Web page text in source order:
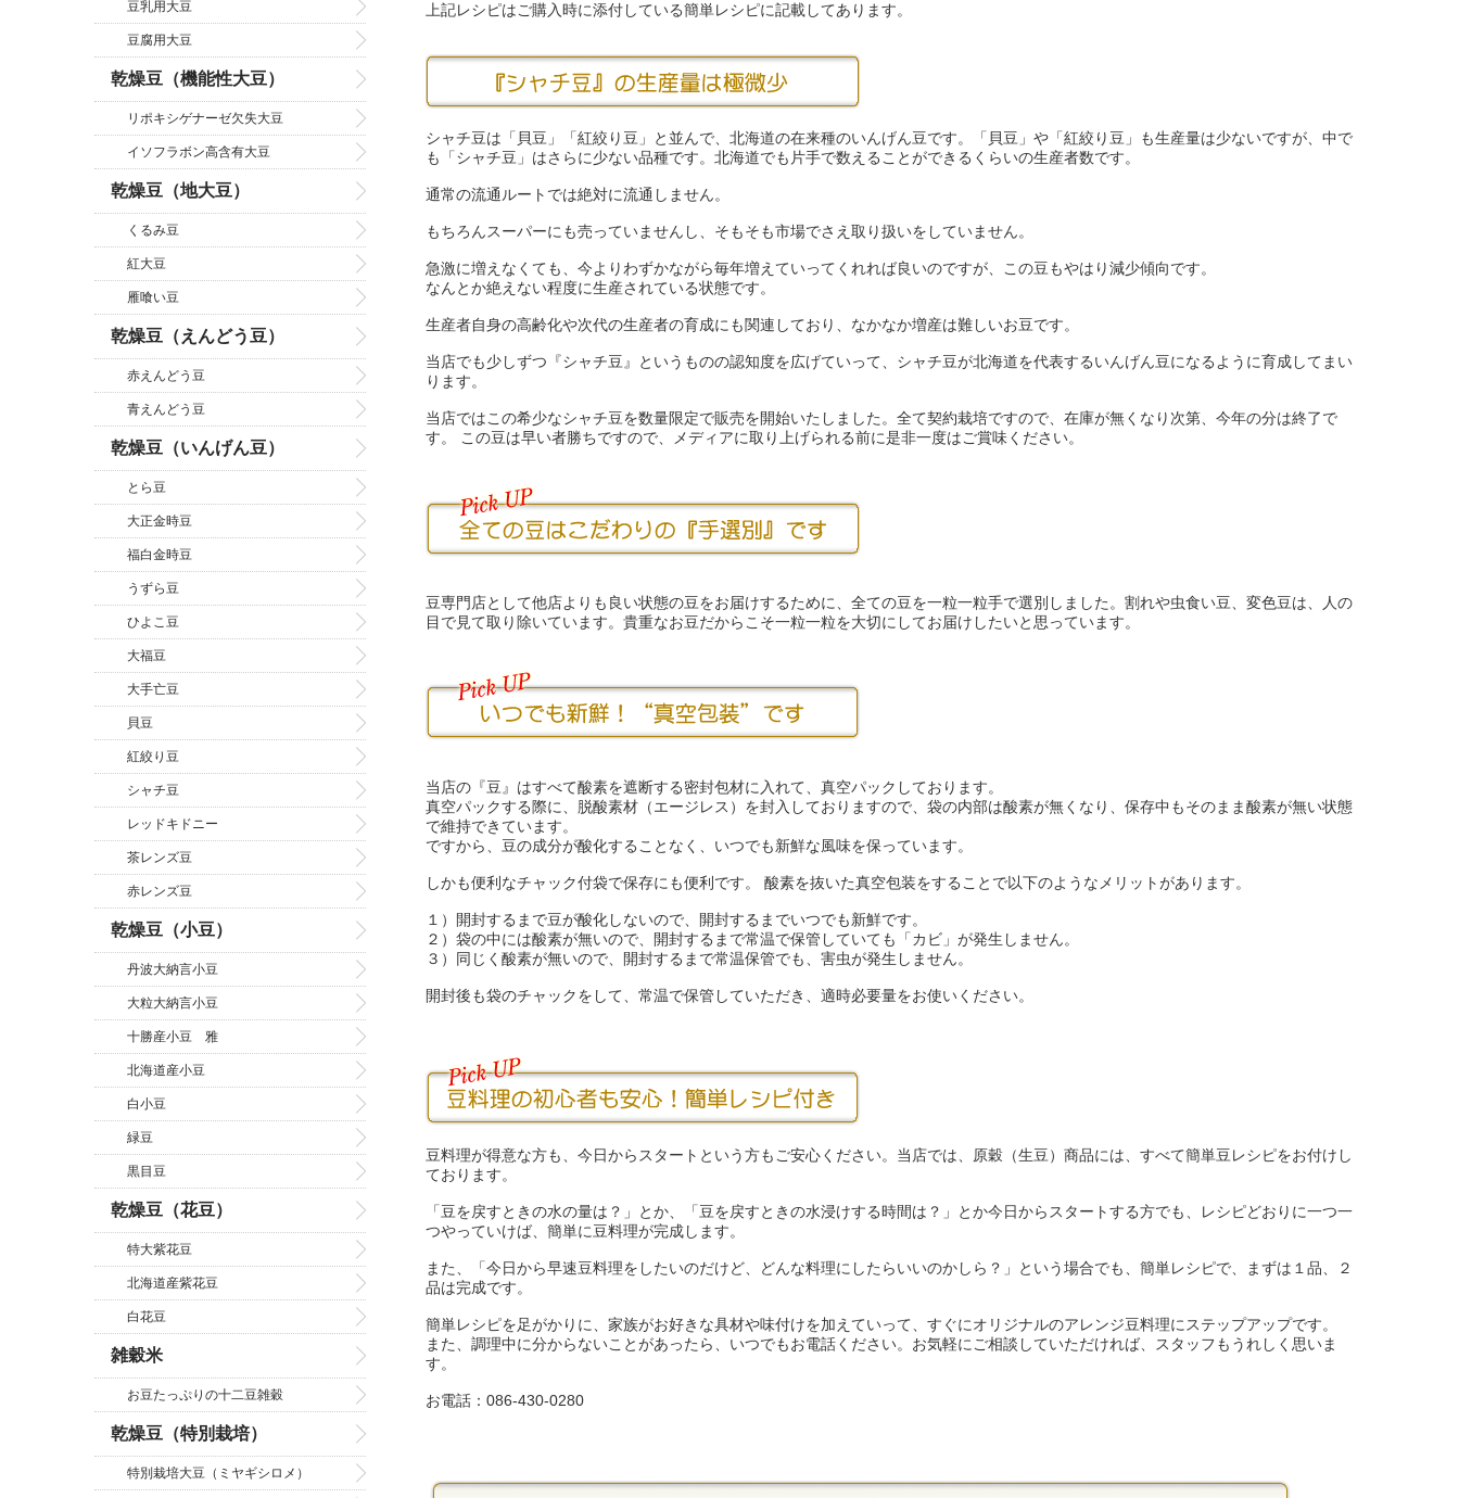
上記レシピはご購入時に添付している簡単レシピに記載してあります。
シャチ豆は「貝豆」「紅絞り豆」と並んで、北海道の在来種のいんげん豆です。「貝豆」や「紅絞り豆」も生産量は少ないですが、中で
も「シャチ豆」はさらに少ない品種です。北海道でも片手で数えることができるくらいの生産者数です。
通常の流通ルートでは絶対に流通しません。
もちろんスーパーにも売っていませんし、そもそも市場でさえ取り扱いをしていません。
急激に増えなくても、今よりわずかながら毎年増えていってくれれば良いのですが、この豆もやはり減少傾向です。
なんとか絶えない程度に生産されている状態です。
生産者自身の高齢化や次代の生産者の育成にも関連しており、なかなか増産は難しいお豆です。
当店でも少しずつ『シャチ豆』というものの認知度を広げていって、シャチ豆が北海道を代表するいんげん豆になるように育成してまい
ります。
当店ではこの希少なシャチ豆を数量限定で販売を開始いたしました。全て契約栽培ですので、在庫が無くなり次第、今年の分は終了で
す。 この豆は早い者勝ちですので、メディアに取り上げられる前に是非一度はご賞味ください。
豆専門店として他店よりも良い状態の豆をお届けするために、全ての豆を一粒一粒手で選別しました。割れや虫食い豆、変色豆は、人の
目で見て取り除いています。貴重なお豆だからこそ一粒一粒を大切にしてお届けしたいと思っています。
当店の『豆』はすべて酸素を遮断する密封包材に入れて、真空パックしております。
真空パックする際に、脱酸素材（エージレス）を封入しておりますので、袋の内部は酸素が無くなり、保存中もそのまま酸素が無い状態
で維持できています。
ですから、豆の成分が酸化することなく、いつでも新鮮な風味を保っています。
しかも便利なチャック付袋で保存にも便利です。 酸素を抜いた真空包装をすることで以下のようなメリットがあります。
１）開封するまで豆が酸化しないので、開封するまでいつでも新鮮です。
２）袋の中には酸素が無いので、開封するまで常温で保管していても「カビ」が発生しません。
３）同じく酸素が無いので、開封するまで常温保管でも、害虫が発生しません。
開封後も袋のチャックをして、常温で保管していただき、適時必要量をお使いください。
豆料理が得意な方も、今日からスタートという方もご安心ください。当店では、原穀（生豆）商品には、すべて簡単豆レシピをお付けし
ております。
「豆を戻すときの水の量は？」とか、「豆を戻すときの水浸けする時間は？」とか今日からスタートする方でも、レシピどおりに一つ一
つやっていけば、簡単に豆料理が完成します。
また、「今日から早速豆料理をしたいのだけど、どんな料理にしたらいいのかしら？」という場合でも、簡単レシピで、まずは１品、２
品は完成です。
簡単レシピを足がかりに、家族がお好きな具材や味付けを加えていって、すぐにオリジナルのアレンジ豆料理にステップアップです。
また、調理中に分からないことがあったら、いつでもお電話ください。お気軽にご相談していただければ、スタッフもうれしく思いま
す。
お電話：086-430-0280
豆乳用大豆
豆腐用大豆
乾燥豆（機能性大豆）
リポキシゲナーゼ欠失大豆
イソフラボン高含有大豆
乾燥豆（地大豆）
くるみ豆
紅大豆
雁喰い豆
乾燥豆（えんどう豆）
赤えんどう豆
青えんどう豆
乾燥豆（いんげん豆）
とら豆
大正金時豆
福白金時豆
うずら豆
ひよこ豆
大福豆
大手亡豆
貝豆
紅絞り豆
シャチ豆
レッドキドニー
茶レンズ豆
赤レンズ豆
乾燥豆（小豆）
丹波大納言小豆
大粒大納言小豆
十勝産小豆 雅
北海道産小豆
白小豆
緑豆
黒目豆
乾燥豆（花豆）
特大紫花豆
北海道産紫花豆
白花豆
雑穀米
お豆たっぷりの十二豆雑穀
乾燥豆（特別栽培）
特別栽培大豆（ミヤギシロメ）